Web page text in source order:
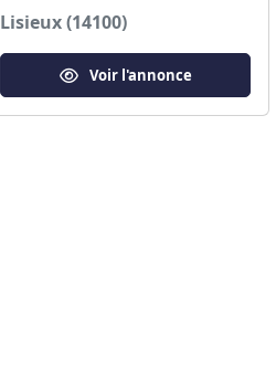
Lisieux (14100)
Voir l'annonce